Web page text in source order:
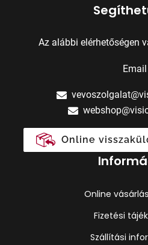
Az alábbi elérhetőségen
Email
Online
Online
Fizetési
Szállítási